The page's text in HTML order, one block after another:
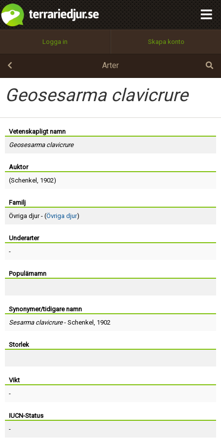
Logga in Skapa konto
Arter
Geosesarma clavicrure
Vetenskapligt namn
Geosesarma clavicrure
Auktor
(Schenkel , 1902)
Familj
Övriga djur - (Övriga djur)
Underarter
-
Populärnamn
Synonymer/tidigare namn
Sesarma clavicrure- Schenkel , 1902
Storlek
Vikt
-
IUCN-Status
-
Utför
100%
OK
integritetspolicy
Namn:
Epost:
Lösenord:
Terms of Service
Begär nytt lösenord
Tillbaka till förstasidan